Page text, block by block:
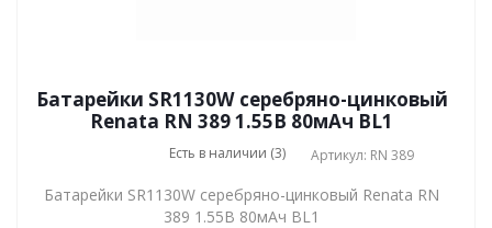
Батарейки SR1130W серебряно-цинковый
Renata RN 389 1.55В 80мАч BL1
Есть в наличии (3) Артикул: RN 389
Батарейки SR1130W серебряно-цинковый Renata RN
389 1.55В 80мАч BL1